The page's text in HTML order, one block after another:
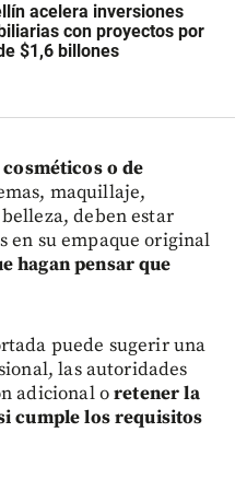
acelera inversiones
con proyectos por
$1,6 billones
o de
maquillaje,
deben estar
en su empaque original
hagan pensar que
puede sugerir una
las autoridades
adicional oretener la
cumple los requisitos